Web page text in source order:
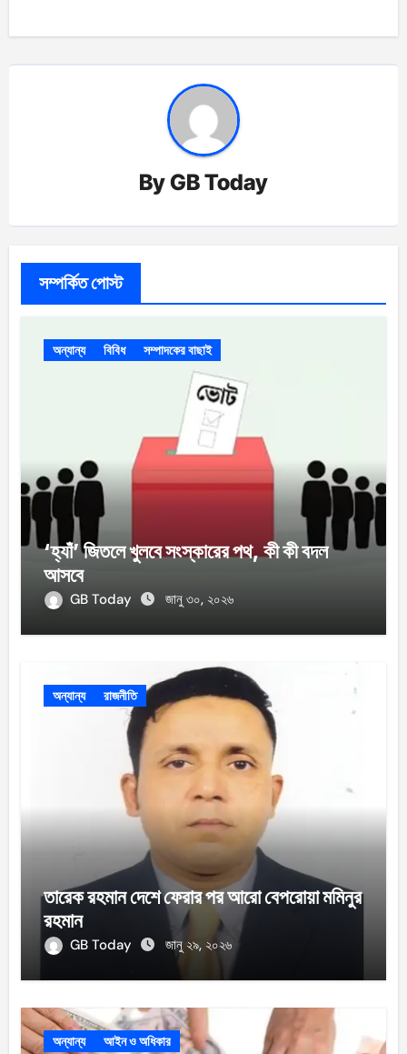
ByGB Today
সম্পর্কিত পোস্ট
অন্যান্য বিবিধ সম্পাদকের বাছাই
‘হ্যাঁ’ জিতলে খুলবে সংস্কারের পথ, কী কী বদল
আসবে
GB Today জানু ৩০, ২০২৬
অন্যান্য রাজনীতি
তারেক রহমান দেশে ফেরার পর আরো বেপরোয়া মমিনুর
রহমান
GB Today জানু ২৯, ২০২৬
অন্যান্য আইন ও অধিকার